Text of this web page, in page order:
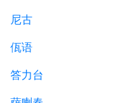
尼古
佤语
答力台